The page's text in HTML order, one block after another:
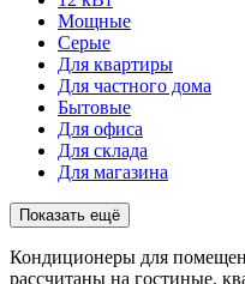
Мощные
Серые
Для квартиры
Для частного дома
Бытовые
Для офиса
Для склада
Для магазина
Показать ещё
Кондиционеры для
рассчитаны на гостиные,